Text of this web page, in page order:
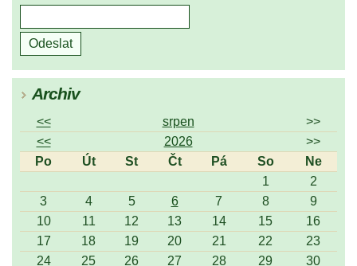
Archiv
<< srpen
>>
<<
2026
>>
Po
Út St Čt Pá So
Ne
1
2
3
4 5 6 7 8
9
10
11 12 13 14 15
16
17
18 19 20 21 22
23
24
25 26 27 28 29
30